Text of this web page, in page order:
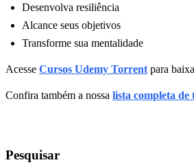
Desenvolva resiliência
Alcance seus objetivos
Transforme sua mentalidade
Acesse Cursos Udemy Torrent para
Confira também a nossa lista completa de
Pesquisar